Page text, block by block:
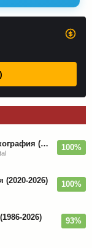
Five Finger Death Punch - Дискография (2008-2026) 100%
(2020-2026) 100%
2026) 93%